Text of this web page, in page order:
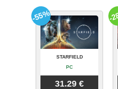
STARFIELD
PC
31.29 €
-55% -